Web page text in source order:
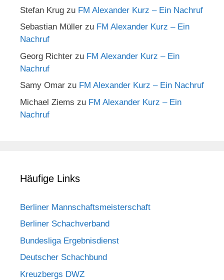
Stefan Krug zu FM Alexander Kurz – Ein Nachruf
Sebastian Müller zu FM Alexander Kurz – Ein
Nachruf
Georg Richter zu FM Alexander Kurz – Ein
Nachruf
Samy Omar zu FM Alexander Kurz – Ein Nachruf
Michael Ziems zu FM Alexander Kurz – Ein
Nachruf
Häufige Links
Berliner Mannschaftsmeisterschaft
Berliner Schachverband
Bundesliga Ergebnisdienst
Deutscher Schachbund
Kreuzbergs DWZ